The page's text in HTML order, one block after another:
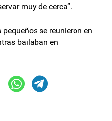
muy de cerca”.
se reunieron en
bailaban en